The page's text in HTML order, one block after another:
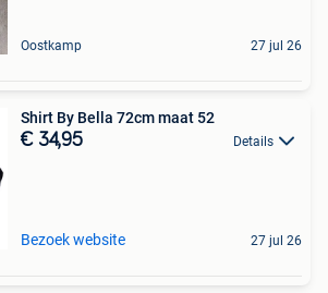
Oostkamp 27 jul 26
Shirt By Bella 72cm maat 52
€ 34,95 Details
Bezoek website 27 jul 26